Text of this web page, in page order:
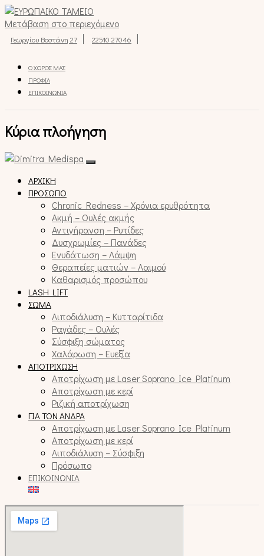
Μετάβαση στο περιεχόμενο
Γεωργίου Βοστάνη 27 22510 27046
Ο ΧΏΡΟΣ ΜΑΣ
ΠΡΟΦΊΛ
ΕΠΙΚΟΙΝΩΝΊΑ
Κύρια πλοήγηση
ΑΡΧΙΚΉ
ΠΡΌΣΩΠΟ
Chronic Redness – Χρόνια ερυθρότητα
Ακμή – Ουλές ακμής
Αντιγήρανση – Ρυτίδες
Δυσχρωμίες – Πανάδες
Ενυδάτωση – Λάμψη
Θεραπείες ματιών – Λαιμού
Καθαρισμός προσώπου
LASH LIFT
ΣΏΜΑ
Λιποδιάλυση – Κυτταρίτιδα
Ραγάδες – Ουλές
Σύσφιξη σώματος
Χαλάρωση – Ευεξία
ΑΠΟΤΡΊΧΩΣΗ
Αποτρίχωση με Laser Soprano Ice Platinum
Αποτρίχωση με κερί
Ριζική αποτρίχωση
ΓΙΑ ΤΟΝ ΆΝΔΡΑ
Αποτρίχωση με Laser Soprano Ice Platinum
Αποτρίχωση με κερί
Λιποδιάλυση – Σύσφιξη
Πρόσωπο
ΕΠΙΚΟΙΝΩΝΊΑ